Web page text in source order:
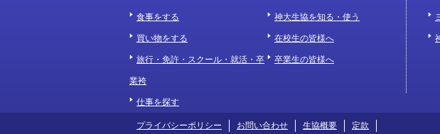
食事をする
買い物をする
旅行・免許・スクール・就活・卒
業袴
仕事を探す
神大生協を知る・使う
在校生の皆様へ
卒業生の皆様へ
プライバシーポリシー お問い合わせ 生協概要 定款